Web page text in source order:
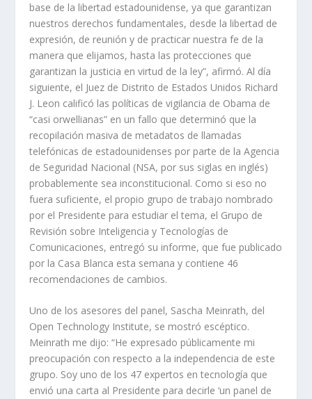
base de la libertad estadounidense, ya que garantizan
nuestros derechos fundamentales, desde la libertad de
expresión, de reunión y de practicar nuestra fe de la
manera que elijamos, hasta las protecciones que
garantizan la justicia en virtud de la ley”, afirmó. Al día
siguiente, el Juez de Distrito de Estados Unidos Richard
J. Leon calificó las políticas de vigilancia de Obama de
“casi orwellianas” en un fallo que determinó que la
recopilación masiva de metadatos de llamadas
telefónicas de estadounidenses por parte de la Agencia
de Seguridad Nacional (NSA, por sus siglas en inglés)
probablemente sea inconstitucional. Como si eso no
fuera suficiente, el propio grupo de trabajo nombrado
por el Presidente para estudiar el tema, el Grupo de
Revisión sobre Inteligencia y Tecnologías de
Comunicaciones, entregó su informe, que fue publicado
por la Casa Blanca esta semana y contiene 46
recomendaciones de cambios.
Uno de los asesores del panel, Sascha Meinrath, del
Open Technology Institute, se mostró escéptico.
Meinrath me dijo: “He expresado públicamente mi
preocupación con respecto a la independencia de este
grupo. Soy uno de los 47 expertos en tecnología que
envió una carta al Presidente para decirle ‘un panel de